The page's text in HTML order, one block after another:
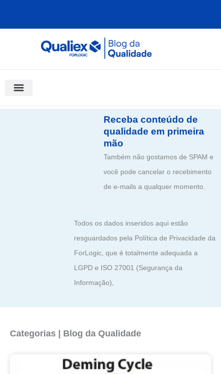
Receba conteúdo de
qualidade em primeira
mão
Também não gostamos de SPAM e
você pode cancelar o recebimento
de e-mails a qualquer momento.
Todos os dados inseridos aqui estão
resguardados pela Política de Privacidade da
ForLogic, que é totalmente adequada a
LGPD e ISO 27001 (Segurança da
Informação),
Categorias | Blog da Qualidade